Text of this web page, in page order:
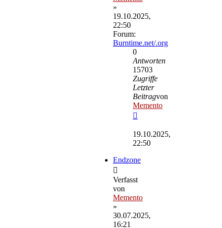
»
19.10.2025,
22:50
Forum:
Burntime.net/.org
0
Antworten
15703
Zugriffe
Letzter
Beitragvon
Memento
Beitrag
19.10.2025,
22:50
Endzone
Verfasst
von
Memento
»
30.07.2025,
16:21